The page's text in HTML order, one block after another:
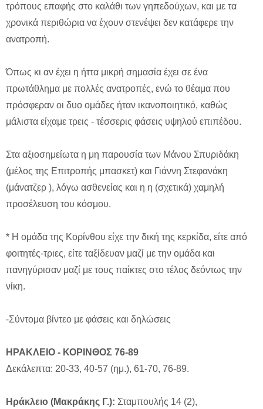
τρόπους επαφής στο καλάθι των γηπεδούχων, και με τα
χρονικά περιθώρια να έχουν στενέψει δεν κατάφερε την
ανατροπή.
Όπως κι αν έχει η ήττα μικρή σημασία έχει σε ένα
πρωτάθλημα με πολλές ανατροπές, ενώ το θέαμα που
πρόσφεραν οι δυο ομάδες ήταν ικανοποιητικό, καθώς
μάλιστα είχαμε τρεις - τέσσερις φάσεις υψηλού επιπέδου.
Στα αξιοσημείωτα η μη παρουσία των Μάνου Σπυριδάκη
(μέλος της Επιτροπής μπασκετ) και Γιάννη Στεφανάκη
(μάνατζερ ), λόγω ασθενείας και η η (σχετικά) χαμηλή
προσέλευση του κόσμου.
* Η ομάδα της Κορίνθου είχε την δική της κερκίδα, είτε από
φοιτητές-τριες, είτε ταξίδευαν μαζί με την ομάδα και
πανηγύρισαν μαζί με τους παίκτες στο τέλος δεόντως την
νίκη.
-Σύντομα βίντεο με φάσεις και δηλώσεις
ΗΡΑΚΛΕΙΟ - ΚΟΡΙΝΘΟΣ 76-89
Δεκάλεπτα: 20-33, 40-57 (ημ.), 61-70, 76-89.
Ηράκλειο (Μακράκης Γ.): Σταμπουλής 14 (2),